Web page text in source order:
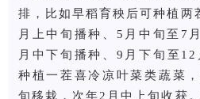
排，比如早稻育秧后可种植两
月上中旬播种、5月中旬至7
月中下旬播种、9月下旬至
种植一茬喜冷凉叶菜类蔬菜
旬移栽，次年2月中上旬收获